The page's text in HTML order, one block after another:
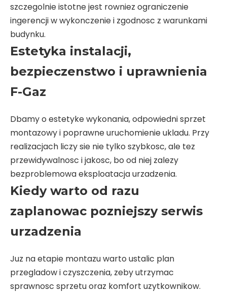
szczegolnie istotne jest rowniez ograniczenie
ingerencji w wykonczenie i zgodnosc z warunkami
budynku.
Estetyka instalacji,
bezpieczenstwo i uprawnienia
F-Gaz
Dbamy o estetyke wykonania, odpowiedni sprzet
montazowy i poprawne uruchomienie ukladu. Przy
realizacjach liczy sie nie tylko szybkosc, ale tez
przewidywalnosc i jakosc, bo od niej zalezy
bezproblemowa eksploatacja urzadzenia.
Kiedy warto od razu
zaplanowac pozniejszy serwis
urzadzenia
Juz na etapie montazu warto ustalic plan
przegladow i czyszczenia, zeby utrzymac
sprawnosc sprzetu oraz komfort uzytkownikow.